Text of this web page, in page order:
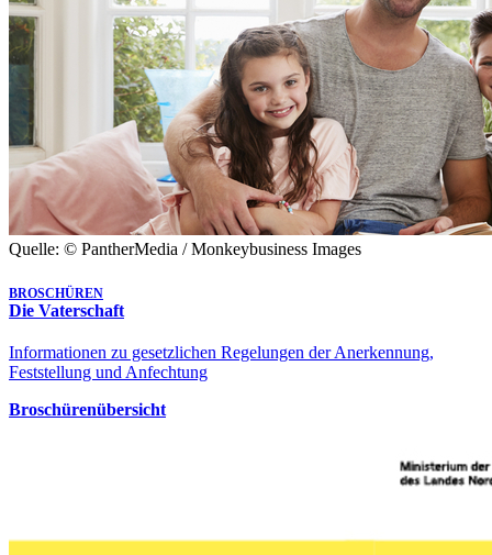
Quelle: © PantherMedia / Monkeybusiness Images
BROSCHÜREN
Die Vaterschaft
Informationen zu gesetzlichen Regelungen der Anerkennung,
Feststellung und Anfechtung
Broschürenübersicht